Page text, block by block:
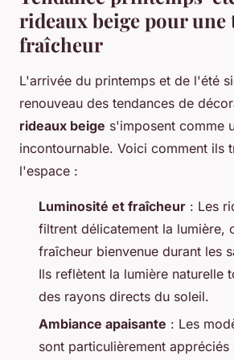
rideaux beige pour une
fraîcheur
L'arrivée du printemps et de l'été
renouveau des tendances de
rideaux beige s'imposent comme
incontournable. Voici comment ils
l'espace :
Luminosité et fraîcheur : Les
filtrent délicatement la lumière,
fraîcheur bienvenue durant les
Ils reflètent la lumière naturelle
des rayons directs du soleil.
Ambiance apaisante : Les
sont particulièrement appréciés